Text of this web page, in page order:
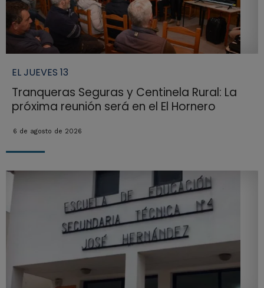
EL JUEVES 13
Tranqueras Seguras y Centinela Rural: La
próxima reunión será en el El Hornero
6 de agosto de 2026